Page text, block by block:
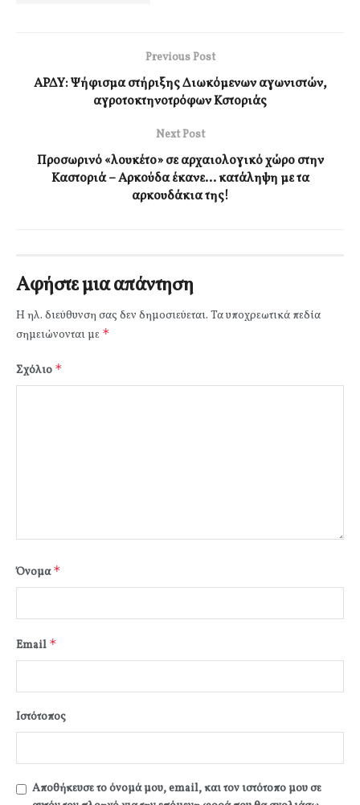
Previous Post
ΑΡΔΥ: Ψήφισμα στήριξης Διωκόμενων αγωνιστών,
αγροτοκτηνοτρόφων Κστοριάς
Next Post
Προσωρινό «λουκέτο» σε αρχαιολογικό χώρο στην
Καστοριά – Αρκούδα έκανε… κατάληψη με τα
αρκουδάκια της!
Αφήστε μια απάντηση
Η ηλ. διεύθυνση σας δεν δημοσιεύεται. Τα υποχρεωτικά πεδία
σημειώνονται με *
Σχόλιο *
Όνομα*
Email *
Ιστότοπος
Αποθήκευσε το όνομά μου, email, και τον ιστότοπο μου σε